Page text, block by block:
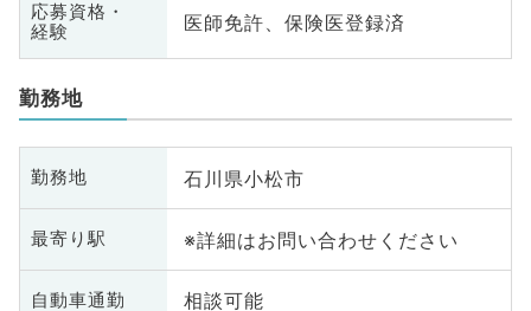
応募資格・
経験
医師免許、保険医登録済
勤務地
勤務地 石川県小松市
最寄り駅 ※詳細はお問い合わせください
自動車通勤 相談可能